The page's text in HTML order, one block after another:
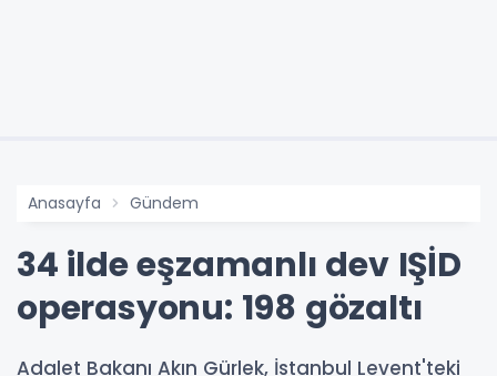
Anasayfa Gündem
34 ilde eşzamanlı dev IŞİD
operasyonu: 198 gözaltı
Adalet Bakanı Akın Gürlek, İstanbul Levent'teki